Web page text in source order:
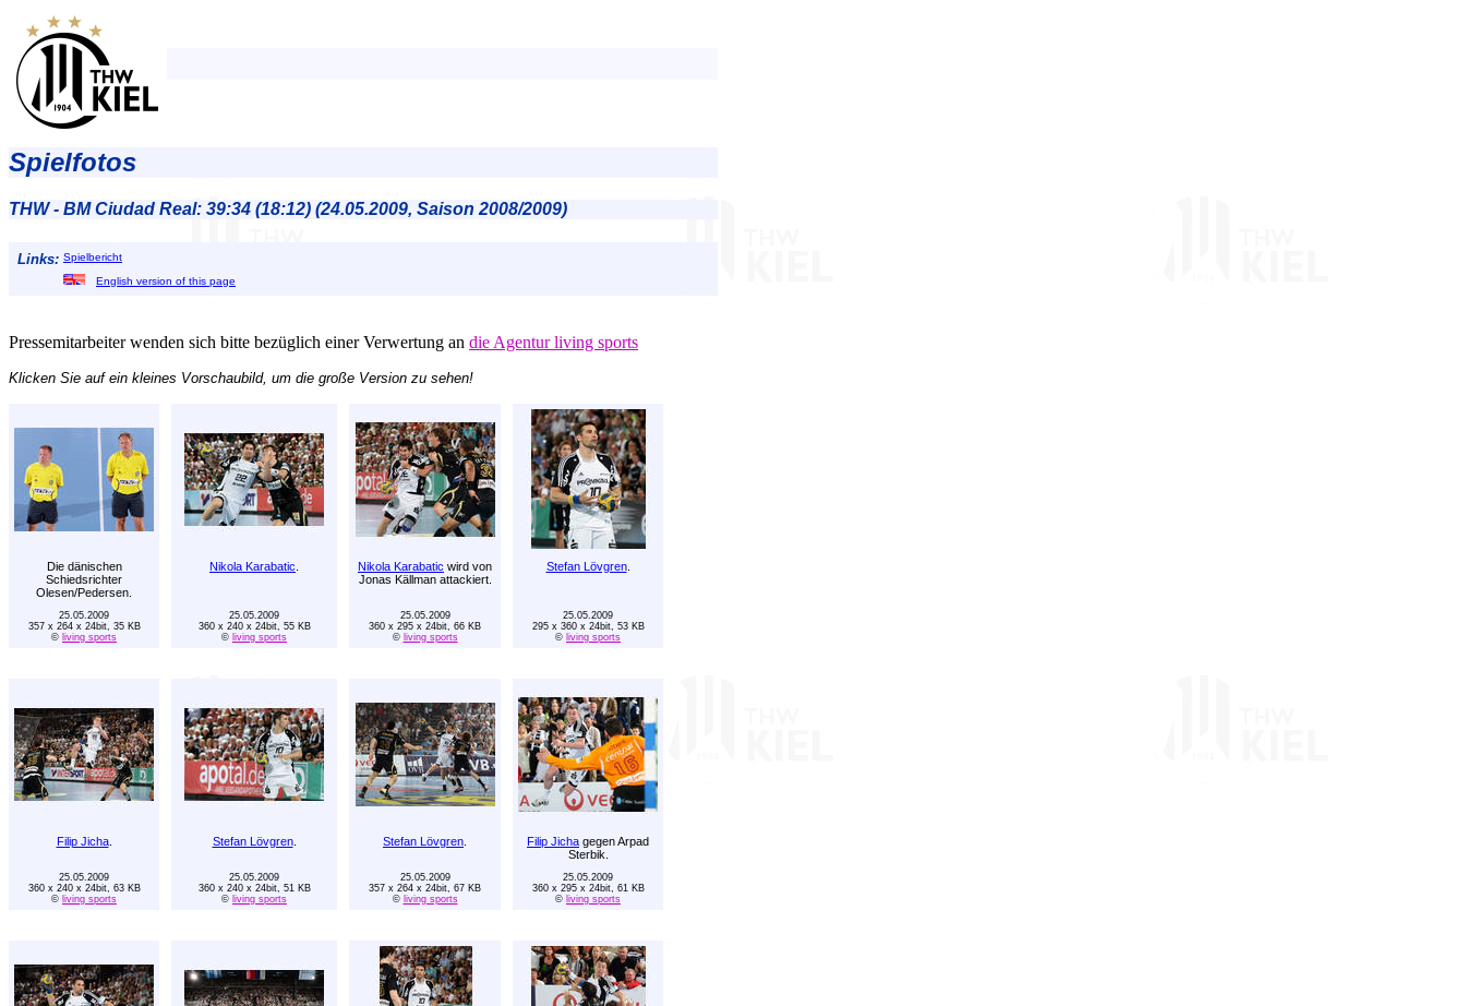
Spielfotos
THW - BM Ciudad Real: 39:34 (18:12) (24.05.2009, Saison 2008/2009)
Links: Spielbericht
English version of this page
Pressemitarbeiter wenden sich bitte bezüglich einer Verwertung an die Agentur living sports
Klicken Sie auf ein kleines Vorschaubild, um die große Version zu sehen!
Die dänischen
Schiedsrichter
Olesen/Pedersen.
Nikola Karabatic Nikola Karabatic wird von
Jonas Källman attackiert.
Stefan Lövgren.
25.05.2009
357 x 264 x 24bit, 35 KB
© living sports
25.05.2009
360 x 240 x 24bit, 55 KB
© living sports
25.05.2009
360 x 295 x 24bit, 66 KB
© living sports
25.05.2009
295 x 360 x 24bit, 53 KB
© living sports
Filip Jicha. Stefan Lövgren. Stefan Lövgren Filip Jicha gegen Arpad
Sterbik.
25.05.2009
360 x 240 x 24bit, 63 KB
© living sports
25.05.2009
360 x 240 x 24bit, 51 KB
© living sports
25.05.2009
357 x 264 x 24bit, 67 KB
© living sports
25.05.2009
360 x 295 x 24bit, 61 KB
© living sports